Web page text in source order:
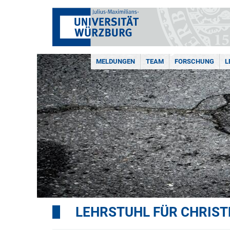
MELDUNGEN TEAM FORSCHUNG
LEHRSTUHL FÜR